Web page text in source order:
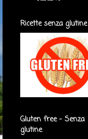
Ricette senza glutine
Gluten free - Senza
glutine